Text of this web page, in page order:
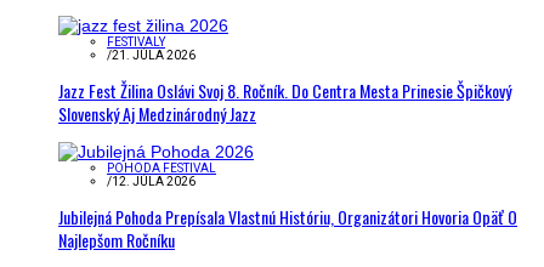
FESTIVALY
/21. JÚLA 2026
Jazz Fest Žilina Oslávi Svoj 8. Ročník. Do Centra Mesta Prinesie Špičkový
Slovenský Aj Medzinárodný Jazz
POHODA FESTIVAL
/12. JÚLA 2026
Jubilejná Pohoda Prepísala Vlastnú Históriu, Organizátori Hovoria Opäť O
Najlepšom Ročníku